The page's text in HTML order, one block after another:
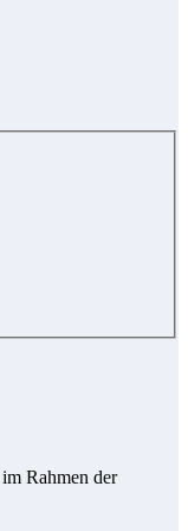
Rahmen der